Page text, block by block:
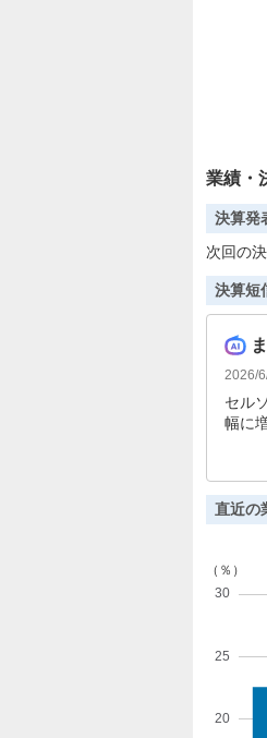
業績・
決算発
次回の
決算短
2026/
セル
幅に
てい
直近の